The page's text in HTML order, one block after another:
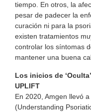
tiempo. En otros, la
pesar de padecer la
curación ni para la
existen tratamientos
controlar los síntomas
mantener una buena
Los inicios de
UPLIFT
En 2020, Amgen llevó
(Understanding